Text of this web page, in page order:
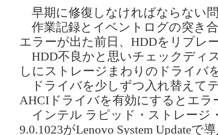
早期に修復しなければならない
作業記録とイベントログの突き
エラーが出た前日、HDDをリプレ
HDD不良かと思いチェックディ
しにストレージまわりのドライバ
ドライバを少しずつ入れ替えて
AHCIドライバを有効にするとエラ
インテル ラピッド・ストレージ
9.​0.​1023がLenovo System Update